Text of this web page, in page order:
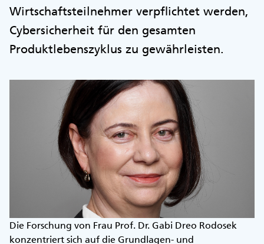
Wirtschaftsteilnehmer verpflichtet werden,
Cybersicherheit für den gesamten
Produktlebenszyklus zu gewährleisten.
Die Forschung von Frau Prof. Dr. Gabi Dreo Rodosek
konzentriert sich auf die Grundlagen- und